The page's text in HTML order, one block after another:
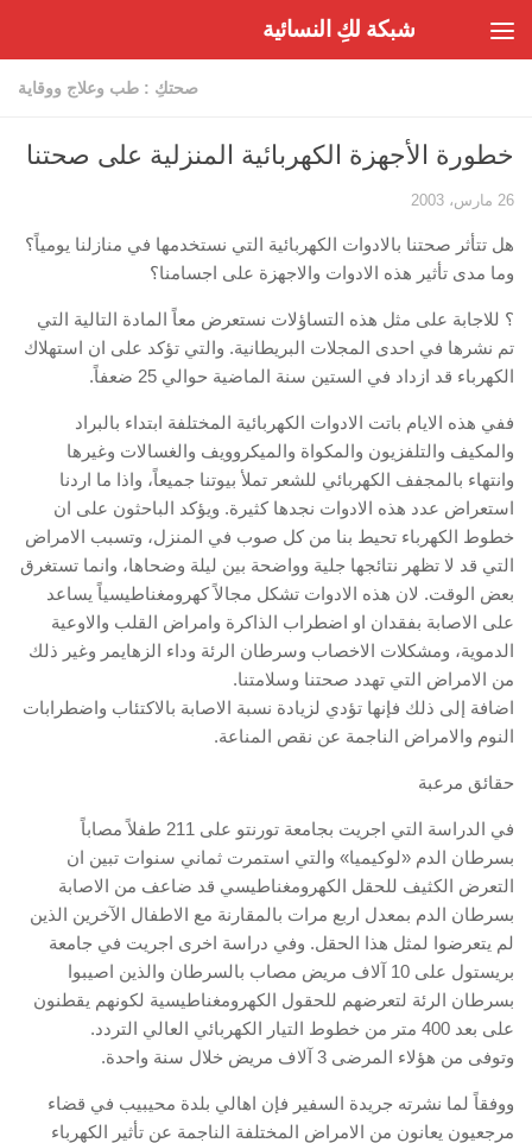
شبكة لكِ النسائية
صحتكِ : طب وعلاج ووقاية
خطورة الأجهزة الكهربائية المنزلية على صحتنا
26 مارس، 2003
هل تتأثر صحتنا بالادوات الكهربائية التي نستخدمها في منازلنا يومياً؟
وما مدى تأثير هذه الادوات والاجهزة على اجسامنا؟
؟ للاجابة على مثل هذه التساؤلات نستعرض معاً المادة التالية التي
تم نشرها في احدى المجلات البريطانية. والتي تؤكد على ان استهلاك
الكهرباء قد ازداد في الستين سنة الماضية حوالي 25 ضعفاً.
ففي هذه الايام باتت الادوات الكهربائية المختلفة ابتداء بالبراد
والمكيف والتلفزيون والمكواة والميكروويف والغسالات وغيرها
وانتهاء بالمجفف الكهربائي للشعر تملأ بيوتنا جميعاً، واذا ما اردنا
استعراض عدد هذه الادوات نجدها كثيرة. ويؤكد الباحثون على ان
خطوط الكهرباء تحيط بنا من كل صوب في المنزل، وتسبب الامراض
التي قد لا تظهر نتائجها جلية وواضحة بين ليلة وضحاها، وانما تستغرق
بعض الوقت. لان هذه الادوات تشكل مجالاً كهرومغناطيسياً يساعد
على الاصابة بفقدان او اضطراب الذاكرة وامراض القلب والاوعية
الدموية، ومشكلات الاخصاب وسرطان الرئة وداء الزهايمر وغير ذلك
من الامراض التي تهدد صحتنا وسلامتنا.
اضافة إلى ذلك فإنها تؤدي لزيادة نسبة الاصابة بالاكتئاب واضطرابات
النوم والامراض الناجمة عن نقص المناعة.
حقائق مرعبة
في الدراسة التي اجريت بجامعة تورنتو على 211 طفلاً مصاباً
بسرطان الدم «لوكيميا» والتي استمرت ثماني سنوات تبين ان
التعرض الكثيف للحقل الكهرومغناطيسي قد ضاعف من الاصابة
بسرطان الدم بمعدل اربع مرات بالمقارنة مع الاطفال الآخرين الذين
لم يتعرضوا لمثل هذا الحقل. وفي دراسة اخرى اجريت في جامعة
بريستول على 10 آلاف مريض مصاب بالسرطان والذين اصيبوا
بسرطان الرئة لتعرضهم للحقول الكهرومغناطيسية لكونهم يقطنون
على بعد 400 متر من خطوط التيار الكهربائي العالي التردد.
وتوفى من هؤلاء المرضى 3 آلاف مريض خلال سنة واحدة.
ووفقاً لما نشرته جريدة السفير فإن اهالي بلدة محيبيب في قضاء
مرجعيون يعانون من الامراض المختلفة الناجمة عن تأثير الكهرباء